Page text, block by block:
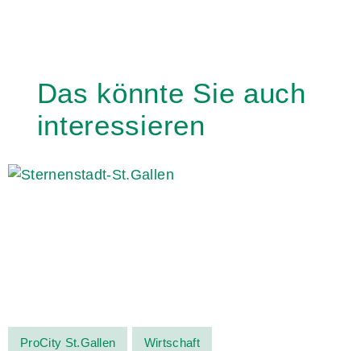
Das könnte Sie auch
interessieren
ProCity St.Gallen Wirtschaft